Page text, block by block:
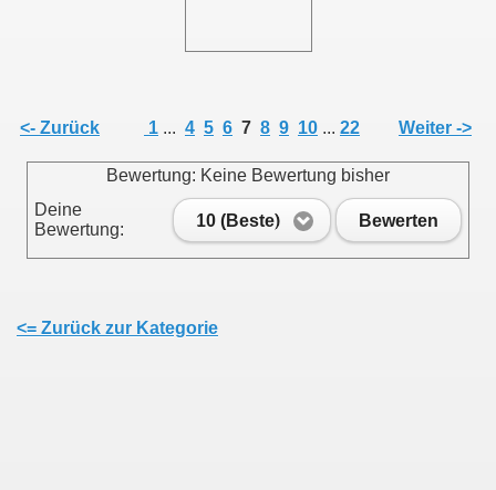
<- Zurück 1 ... 4 5 6 7 8 9 10 ... 22 Weiter ->
Bewertung: Keine Bewertung bisher
Deine
Bewertung:
10 (Beste) Bewerten
<= Zurück zur Kategorie